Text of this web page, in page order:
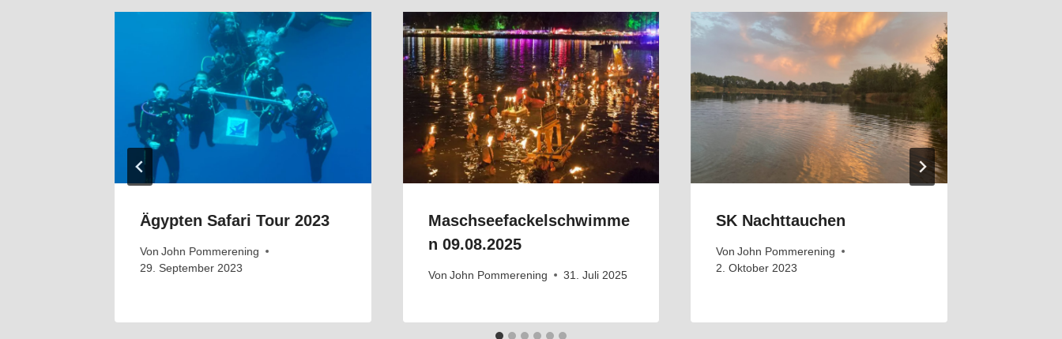
Ägypten Safari Tour 2023
Von John Pommerening
29. September 2023
Maschseefackelschwimme
n 09.08.2025
Von John Pommerening 31. Juli 2025
SK Nachttauchen
Von John Pommerening
2. Oktober 2023